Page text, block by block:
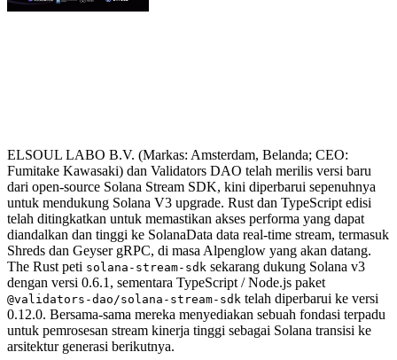
ELSOUL LABO B.V. (Markas: Amsterdam, Belanda; CEO:
Fumitake Kawasaki) dan Validators DAO telah merilis versi baru
dari open-source Solana Stream SDK, kini diperbarui sepenuhnya
untuk mendukung Solana V3 upgrade. Rust dan TypeScript edisi
telah ditingkatkan untuk memastikan akses performa yang dapat
diandalkan dan tinggi ke SolanaData data real-time stream, termasuk
Shreds dan Geyser gRPC, di masa Alpenglow yang akan datang.
The Rust peti solana-stream-sdk sekarang dukung Solana v3
dengan versi 0.6.1, sementara TypeScript / Node.js paket
@validators-dao/solana-stream-sdk telah diperbarui ke versi
0.12.0. Bersama-sama mereka menyediakan sebuah fondasi terpadu
untuk pemrosesan stream kinerja tinggi sebagai Solana transisi ke
arsitektur generasi berikutnya.